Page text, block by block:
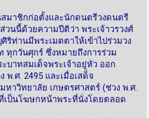
ชิกก่อตั้งและนักดนตรีวงดนตรี
นนี้ด้วยความปีติว่า พระเจ้าวรวงศ์
ริท่านมีพระเมตตาให้เข้าไปร่วมวง
ทุกวันศุกร์ ซึ่งหมายถึงการร่วม
บาทสมเด็จพระเจ้าอยู่หัว ออก
พ.ศ. 2495 และเมื่อเสด็จ
าวิทยาลัย เกษตรศาสตร์ (ช่วง พ.ศ.
เป็นโฆษกหน้าพระที่นั่งโดยตลอด